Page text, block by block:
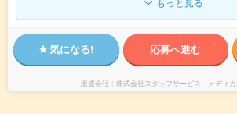
気になる! 応募へ進む
派遣会社 株式会社スタッフサービス メディカ